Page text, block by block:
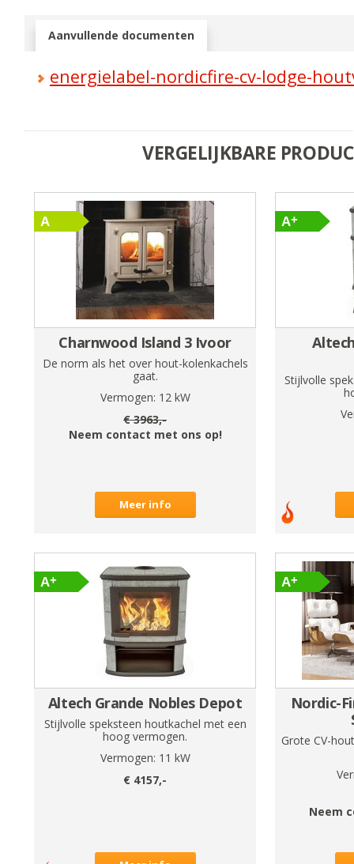
Aanvullende documenten
energielabel-nordicfire-cv-lodge-
VERGELIJKBARE
Charnwood Island 3 Ivoor
De norm als het over hout-kolenkachels
gaat.
Vermogen: 12 kW
€3963,-
Neem contact met ons op!
Meer info
Stijlvolle
Altech Grande Nobles Depot
Stijlvolle speksteen houtkachel met een
hoog vermogen.
Vermogen: 11 kW
€ 4157,-
Nordic-
Grote CV-
Neem